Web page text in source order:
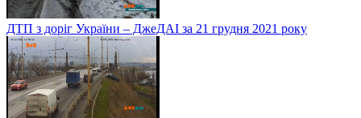
ДТП з доріг України – ДжеДАІ за 21 грудня 2021 року